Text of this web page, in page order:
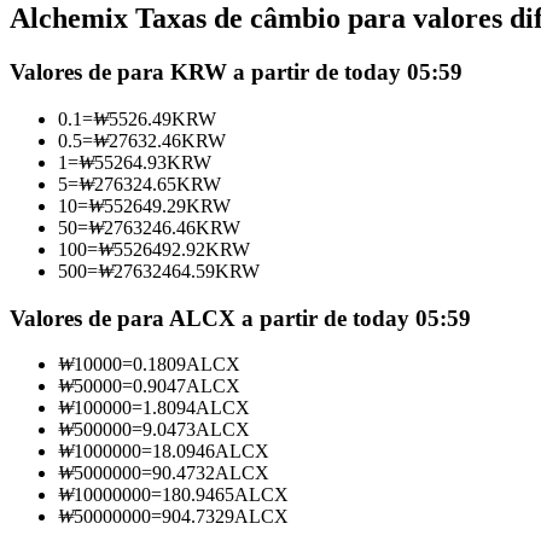
Futuros usando USDC como garantia
Copiar Trading
Junte-se aos principais traders
Alchemix Taxas de câmbio para valores
Valores de para KRW a partir de today 05:59
0.1=₩5526.49KRW
0.5=₩27632.46KRW
1=₩55264.93KRW
5=₩276324.65KRW
10=₩552649.29KRW
50=₩2763246.46KRW
100=₩5526492.92KRW
500=₩27632464.59KRW
Valores de para ALCX a partir de today 05:59
₩10000=0.1809ALCX
₩50000=0.9047ALCX
₩100000=1.8094ALCX
₩500000=9.0473ALCX
₩1000000=18.0946ALCX
₩5000000=90.4732ALCX
₩10000000=180.9465ALCX
₩50000000=904.7329ALCX